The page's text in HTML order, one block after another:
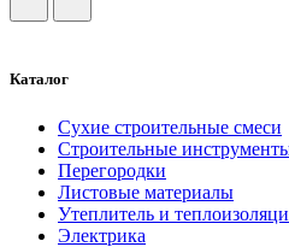
Каталог
Сухие строительные смеси
Строительные
Перегородки
Листовые материалы
Утеплитель и
Электрика